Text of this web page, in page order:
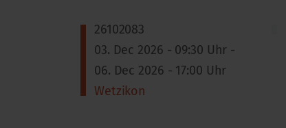
26102083
03. Dec 2026 - 09:30 Uhr -
06. Dec 2026 - 17:00 Uhr
Wetzikon